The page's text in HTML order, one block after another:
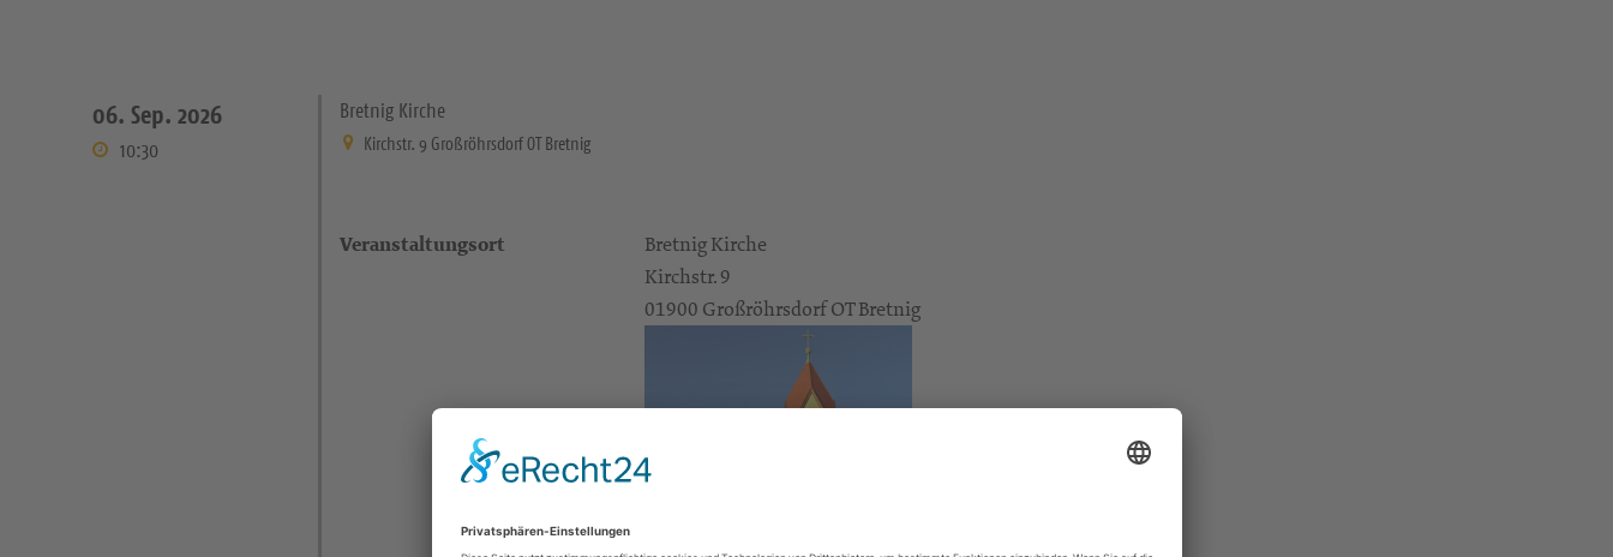
06. Sep. 2026
10:30
Bretnig Kirche
Kirchstr. 9 Großröhrsdorf OT Bretnig
Veranstaltungsort
Bretnig Kirche
Kirchstr. 9
01900 Großröhrsdorf OT Bretnig